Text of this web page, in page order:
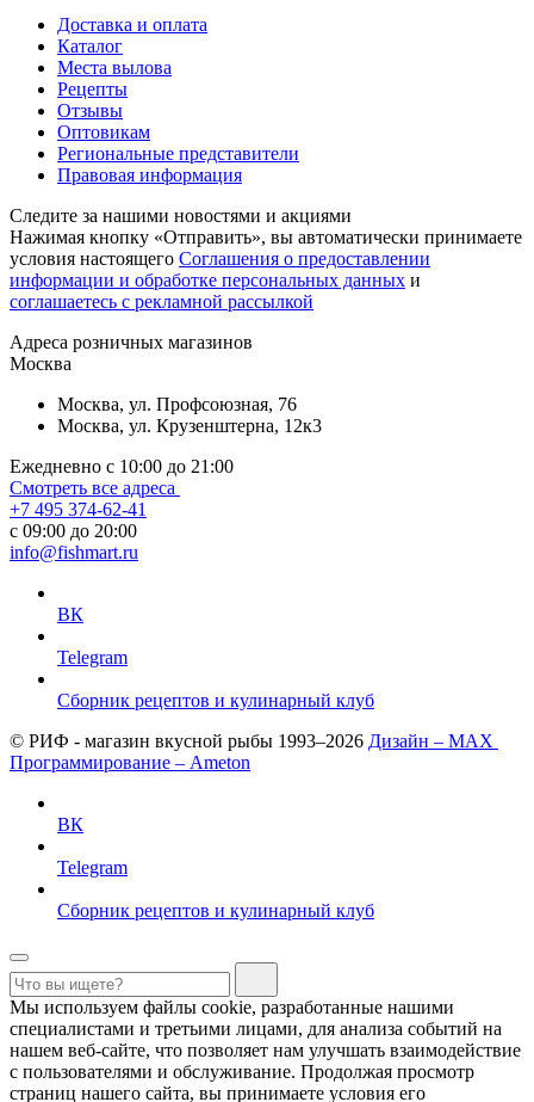
Доставка и оплата
Каталог
Места вылова
Рецепты
Отзывы
Оптовикам
Региональные представители
Правовая информация
Следите за нашими новостями и акциями
Нажимая кнопку «Отправить», вы автоматически принимаете
условия настоящего Cоглашения о предоставлении
информации и обработке персональных данных и
соглашаетесь с рекламной рассылкой
Aдреса розничных магазинов
Москва
Москва, ул. Профсоюзная, 76
Москва, ул. Крузенштерна, 12к3
Ежедневно с 10:00 до 21:00
Смотреть все адреса
+7 495 374-62-41
c 09:00 до 20:00
info@fishmart.ru
ВК
Telegram
Сборник рецептов и кулинарный клуб
© РИФ - магазин вкусной рыбы 1993–2026 Дизайн – MAX
Программирование – Ameton
ВК
Telegram
Сборник рецептов и кулинарный клуб
Мы используем файлы cookie, разработанные нашими
специалистами и третьими лицами, для анализа событий на
нашем веб-сайте, что позволяет нам улучшать взаимодействие
с пользователями и обслуживание. Продолжая просмотр
страниц нашего сайта, вы принимаете условия его